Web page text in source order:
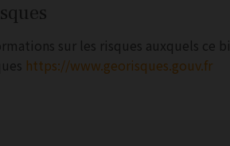
sur les risques auxquels ce
https://www.georisques.gouv.fr